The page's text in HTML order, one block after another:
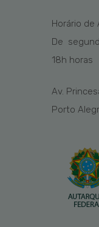
Horário de
De
18h horas
Av.
Porto